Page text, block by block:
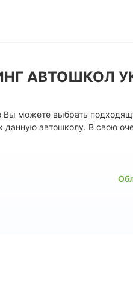
АВТОШКОЛ
Вы можете выбрать
автошколу. В свою